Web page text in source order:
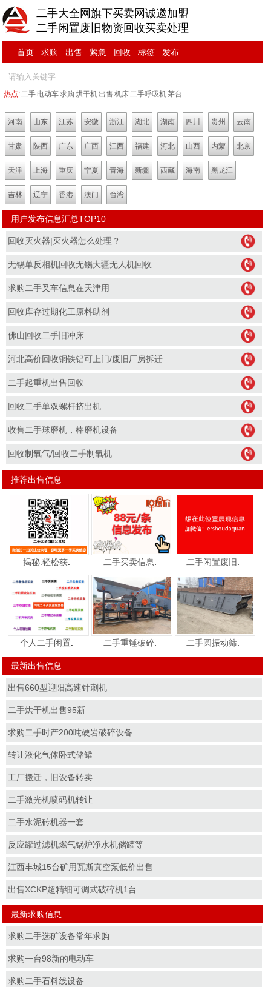
二手大全网旗下买卖网诚邀加盟
二手闲置废旧物资回收买卖处理
首页 求购 出售 紧急 回收 标签 发布
热点:二手 电动车求购 烘干机出售 机床二手呼吸机茅台
河南 山东 江苏 安徽 浙江 湖北 湖南 四川 贵州 云南
甘肃 陕西 广东 广西 江西 福建 河北 山西 内蒙 北京
天津 上海 重庆 宁夏 青海 新疆 西藏 海南 黑龙江
吉林 辽宁 香港 澳门 台湾
用户发布信息汇总TOP10
回收灭火器|灭火器怎么处理？
无锡单反相机回收无锡大疆无人机回收
求购二手叉车信息在天津用
回收库存过期化工原料助剂
佛山回收二手旧冲床
河北高价回收铜铁铝可上门/废旧厂房拆迁
二手起重机出售回收
回收二手单双螺杆挤出机
收售二手球磨机，棒磨机设备
回收制氧气/回收二手制氧机
推荐出售信息
揭秘:轻松获 二手买卖信息 二手闲置废旧
个人二手闲置. 二手重锤破碎. 二手圆振动筛.
最新出售信息
出售660型迎阳高速针刺机
二手烘干机出售95新
求购二手时产200吨硬岩破碎设备
转让液化气体卧式储罐
工厂搬迁，旧设备转卖
二手激光机喷码机转让
二手水泥砖机器一套
反应罐过滤机燃气锅炉净水机储罐等
江西丰城15台矿用瓦斯真空泵低价出售
出售XCKP超精细可调式破碎机1台
最新求购信息
求购二手选矿设备常年求购
求购一台98新的电动车
求购二手石料线设备